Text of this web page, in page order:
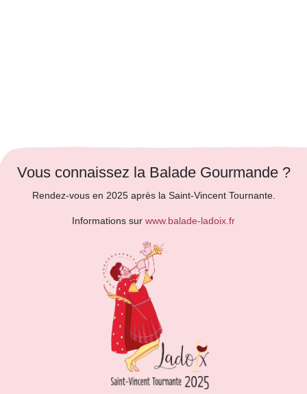
Vous connaissez la Balade Gourmande ?
Rendez-vous en 2025 après la Saint-Vincent Tournante.
Informations sur www.balade-ladoix.fr